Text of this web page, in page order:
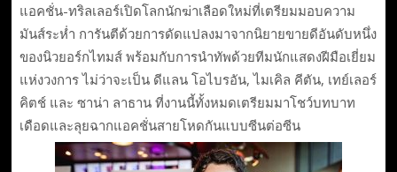
แอคชั่น-ทริลเลอร์เปิดโลกนักฆ่าเลือดใหม่ที่เตรียมมอบความ
มันส์ระห่ำ การันตีด้วยการดัดแปลงมาจากนิยายขายดีอันดับหนึ่ง
ของนิวยอร์กไทมส์ พร้อมกับการนำทัพด้วยทีมนักแสดงฝีมือเยี่ยม
แห่งวงการ ไม่ว่าจะเป็น ดีแลน โอไบรอัน, ไมเคิล คีตัน, เทย์เลอร์
คิตช์ และ ซาน่า ลาธาน ที่งานนี้ทั้งหมดเตรียมมาโชว์บทบาท
เดือดและลุยฉากแอคชั่นสายโหดกันแบบซีนต่อซีน